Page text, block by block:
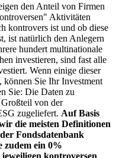
den Anteil von Firmen
Aktivitäten
kontrovers ist und ob diese
ist natürlich den Anlegern
hundert multinationale
investieren, sind fast alle
Wenn einige dieser
Sie Ihr Investment
Sie: Die Daten zu
von der
zugeliefert. Auf Basis
die meisten Definitionen
Fondsdatenbank
zudem ein 0%
kontroversen